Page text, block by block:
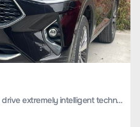
Haval F7x 2019 2.0T two-wheel drive extremely intelligent technology version